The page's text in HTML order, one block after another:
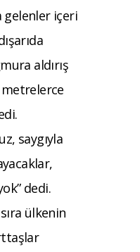
gelenler içeri
aldırış
saygıyla
dedi.
ülkenin